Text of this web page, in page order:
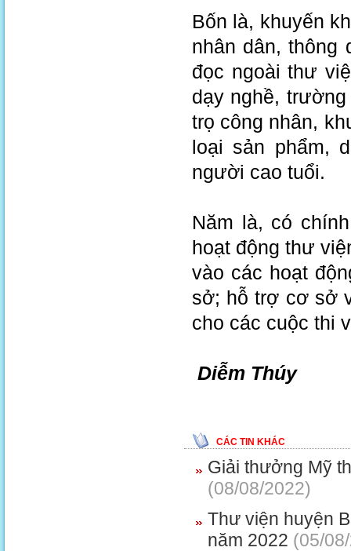
Bốn là, khuyến
nhân dân, thông
đọc ngoài thư
dạy nghề,
trọ công nhân,
loại sản phẩm,
người cao tuổi.
Năm là, có
hoạt động thư
vào các hoạt
sở; hỗ trợ cơ sở
cho các cuộc thi
Diễm Thúy
CÁC TIN KHÁC
Giải thưởng Mỹ
(08/08/2022)
Thư viện huyện
năm 2022 (05/